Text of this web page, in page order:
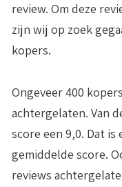
review. Om deze
zijn wij op zoek
kopers.
Ongeveer 400
achtergelaten. Van
score een 9,0. Dat is
gemiddelde score.
reviews